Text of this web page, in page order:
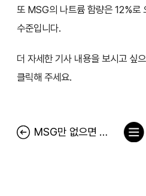
또 MSG의 나트륨 함량은 12%로
수준입니다.
더 자세한 기사 내용을 보시고 싶
클릭해 주세요.
MSG만 없으면 몸에 좋다고?
목